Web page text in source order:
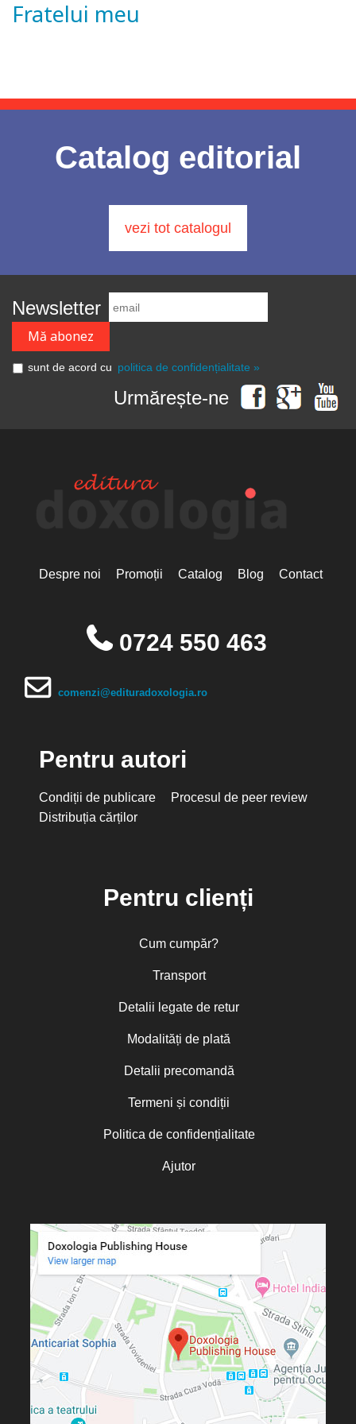
Fratelui meu
Catalog editorial
vezi tot catalogul
Newsletter
sunt de acord cu politica de confidențialitate »
Urmărește-ne
Despre noi Promoții Catalog Blog Contact
0724 550 463
comenzi@edituradoxologia.ro
Pentru autori
Condiții de publicare
Procesul de peer review
Distribuția cărților
Pentru clienți
Cum cumpăr?
Transport
Detalii legate de retur
Modalități de plată
Detalii precomandă
Termeni și condiții
Politica de confidențialitate
Ajutor